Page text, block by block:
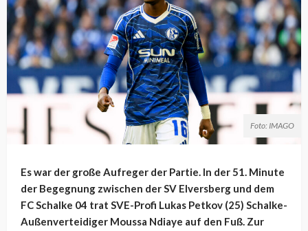
Foto: IMAGO
Es war der große Aufreger der Partie. In der 51. Minute
der Begegnung zwischen der SV Elversberg und dem
FC Schalke 04 trat SVE-Profi Lukas Petkov (25) Schalke-
Außenverteidiger Moussa Ndiaye auf den Fuß. Zur